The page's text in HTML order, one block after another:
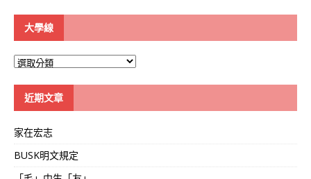
大學線
大
近期文章
家在宏志
BUSK明文規定